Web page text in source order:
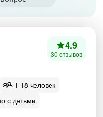
4.9
30 отзывов
1-18 человек
с детьми